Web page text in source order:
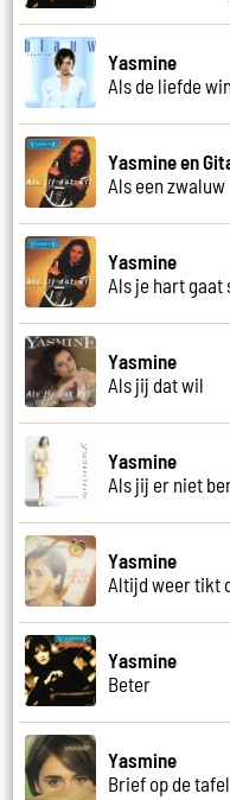
Yasmine
Als de liefde
Yasmine en
Als een zwaluw
Yasmine
Als je hart gaat
Yasmine
Als jij dat wil
Yasmine
Als jij er niet
Yasmine
Altijd weer tikt
Yasmine
Beter
Yasmine
Brief op de tafel